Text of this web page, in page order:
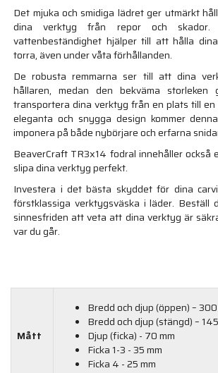
Det mjuka och smidiga lädret ger utmärkt
dina verktyg från repor och skador.
vattenbeständighet hjälper till att hålla
torra, även under våta förhållanden.
De robusta remmarna ser till att dina
hållaren, medan den bekväma
transportera dina verktyg från en plats till en
eleganta och snygga design kommer
imponera på både nybörjare och erfarna
BeaverCraft TR3x14 fodral innehåller
slipa dina verktyg perfekt.
Investera i det bästa skyddet för dina
förstklassiga verktygsväska i läder. Beställ
sinnesfriden att veta att dina verktyg är
var du går.
Mått
Bredd och djup (öppen) –
Bredd och djup (stängd) –
Djup (ficka) - 70 mm
Ficka 1-3 - 35 mm
Ficka 4 - 25 mm